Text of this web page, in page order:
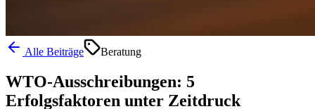
Alle Beiträge Beratung
WTO-Ausschreibungen: 5
Erfolgsfaktoren unter Zeitdruck